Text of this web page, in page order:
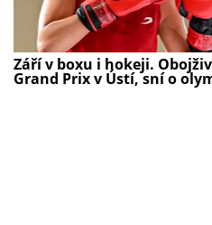
Září v boxu i hokeji.
Grand Prix v Ústí, sní o